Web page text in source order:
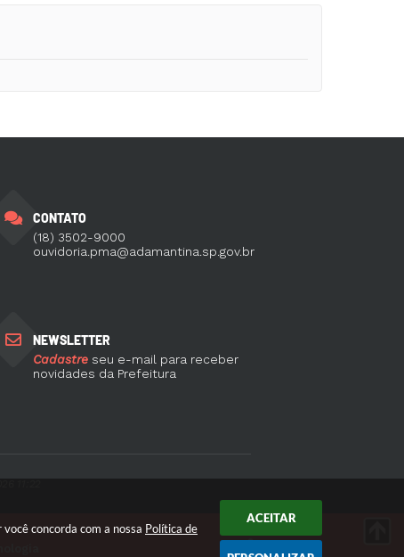
concorda com a nossa Política de
ACEITAR
CONTATO
(18) 3502-9000
ouvidoria.pma@adamantina.sp.gov.br
NEWSLETTER
Cadastreseu e-mail para receber
novidades da Prefeitura